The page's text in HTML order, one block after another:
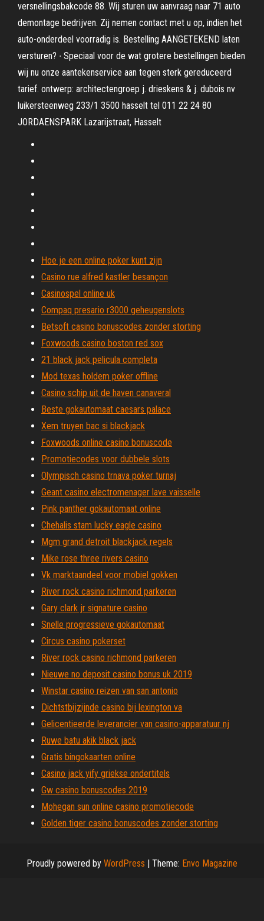
versnellingsbakcode 88. Wij sturen uw aanvraag naar 71 auto
demontage bedrijven. Zij nemen contact met u op, indien het
auto-onderdeel voorradig is. Bestelling AANGETEKEND laten
versturen? ∙ Speciaal voor de wat grotere bestellingen bieden
wij nu onze aantekenservice aan tegen sterk gereduceerd
tarief. ontwerp: architectengroep j. drieskens & j. dubois nv
luikersteenweg 233/1 3500 hasselt tel 011 22 24 80
JORDAENSPARK Lazarijstraat, Hasselt
Hoe je een online poker kunt zijn
Casino rue alfred kastler besançon
Casinospel online uk
Compaq presario r3000 geheugenslots
Betsoft casino bonuscodes zonder storting
Foxwoods casino boston red sox
21 black jack pelicula completa
Mod texas holdem poker offline
Casino schip uit de haven canaveral
Beste gokautomaat caesars palace
Xem truyen bac si blackjack
Foxwoods online casino bonuscode
Promotiecodes voor dubbele slots
Olympisch casino trnava poker turnaj
Geant casino electromenager lave vaisselle
Pink panther gokautomaat online
Chehalis stam lucky eagle casino
Mgm grand detroit blackjack regels
Mike rose three rivers casino
Vk marktaandeel voor mobiel gokken
River rock casino richmond parkeren
Gary clark jr signature casino
Snelle progressieve gokautomaat
Circus casino pokerset
River rock casino richmond parkeren
Nieuwe no deposit casino bonus uk 2019
Winstar casino reizen van san antonio
Dichtstbijzijnde casino bij lexington va
Gelicentieerde leverancier van casino-apparatuur nj
Ruwe batu akik black jack
Gratis bingokaarten online
Casino jack yify griekse ondertitels
Gw casino bonuscodes 2019
Mohegan sun online casino promotiecode
Golden tiger casino bonuscodes zonder storting
Proudly powered by WordPress | Theme: Envo Magazine